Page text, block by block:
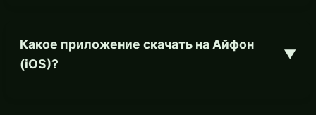
Какое приложение скачать на Айфон
(iOS)?
▼